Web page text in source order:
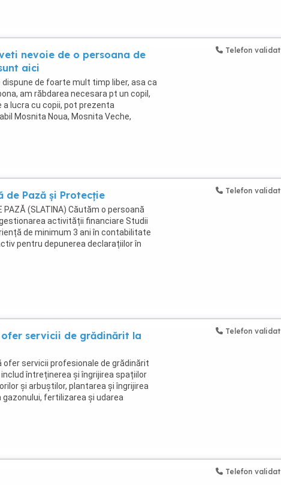
nevoie de o persoana de
aici
de foarte mult timp liber, asa ca
am răbdarea necesara pt un copil,
lucra cu copii, pot prezenta
Mosnita Noua, Mosnita Veche,
Telefon validat
de Pază și Protecție
PAZĂ (SLATINA) Căutăm o persoană
activității financiare Studii
de minimum 3 ani în contabilitate
pentru depunerea declarațiilor în
Telefon validat
servicii de grădinărit la
ofer servicii profesionale de grădinărit
întreținerea și îngrijirea spațiilor
și arbuștilor, plantarea și îngrijirea
fertilizarea și udarea
Telefon validat
Telefon validat